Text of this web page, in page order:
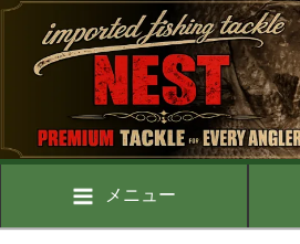
メニュー